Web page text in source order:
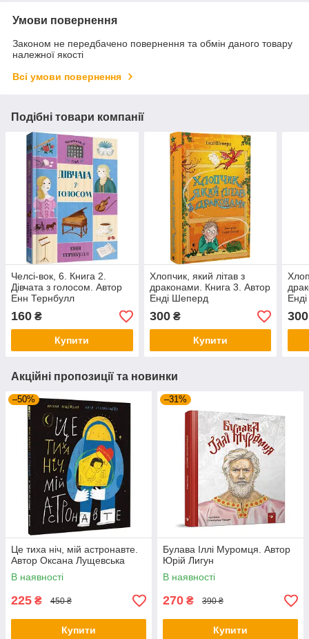
Умови повернення
Законом не передбачено повернення та обмін даного товару
належної якості
Всі умови повернення
Подібні товари компанії
Челсі-вок, 6. Книга 2.
Дівчата з голосом. Автор
Енн Тернбулл
160 ₴
Купити
Хлопчик, який літав з
драконами. Книга 3. Автор
Енді Шеперд
300₴
Купити
300
Акційні пропозиції та новинки
–50%
Це тиха ніч, мій астронавте.
Автор Оксана Лущевська
В наявності
225 ₴ 450 ₴
Купити
–31%
Булава Іллі Муромця. Автор
Юрій Лигун
В наявності
270 ₴ 390 ₴
Купити